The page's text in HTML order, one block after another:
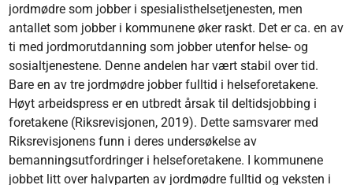
jordmødre som jobber i spesialisthelsetjenesten, men
antallet som jobber i kommunene øker raskt. Det er ca. en av
ti med jordmorutdanning som jobber utenfor helse- og
sosialtjenestene. Denne andelen har vært stabil over tid.
Bare en av tre jordmødre jobber fulltid i helseforetakene.
Høyt arbeidspress er en utbredt årsak til deltidsjobbing i
foretakene (Riksrevisjonen, 2019). Dette samsvarer med
Riksrevisjonens funn i deres undersøkelse av
bemanningsutfordringer i helseforetakene. I kommunene
jobbet litt over halvparten av jordmødre fulltid og veksten i